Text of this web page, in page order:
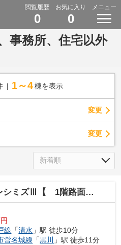
閲覧履歴
0
お気に入り
0
メニュー
事務所、住宅以外
1～4 棟を表示
変更
変更
ミズⅢ【 1階路面店 】
線 「清水 」駅 徒歩10分
営名城線 「黒川
」駅 徒歩11分